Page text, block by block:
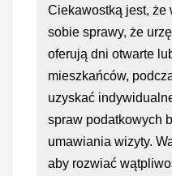
Ciekawostką jest, że
sobie sprawy, że
oferują dni otwarte
mieszkańców,
uzyskać
spraw podatkowych
umawiania wizyty.
aby rozwiać